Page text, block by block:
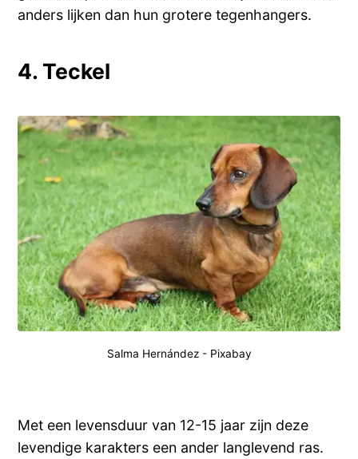
anders lijken dan hun grotere tegenhangers.
4. Teckel
Salma Hernández- Pixabay
Met een levensduur van 12-15 jaar zijn deze
levendige karakters een ander langlevend ras.